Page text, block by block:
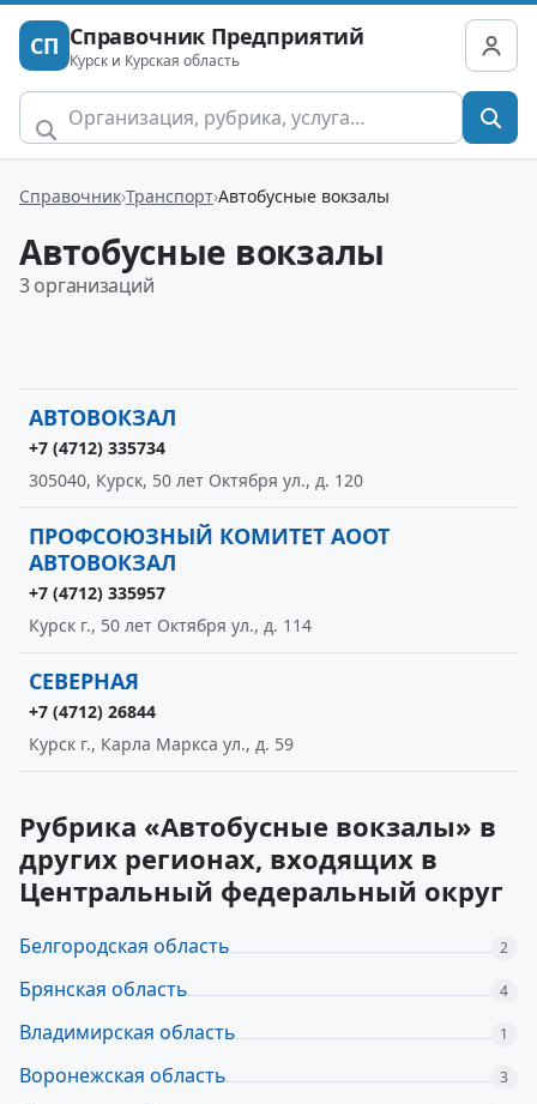
СП Справочник Предприятий
Курск и Курская область
Справочник Транспорт Автобусные вокзалы
Автобусные вокзалы
3 организаций
АВТОВОКЗАЛ
+7 (4712) 335734
305040, Курск, 50 лет Октября ул., д. 120
ПРОФСОЮЗНЫЙ КОМИТЕТ АООТ
АВТОВОКЗАЛ
+7 (4712) 335957
Курск г., 50 лет Октября ул., д. 114
СЕВЕРНАЯ
+7 (4712) 26844
Курск г., Карла Маркса ул., д. 59
Рубрика «Автобусные вокзалы» в
других регионах, входящих в
Центральный федеральный округ
Белгородская область 2
Брянская область 4
Владимирская область 1
Воронежская область 3